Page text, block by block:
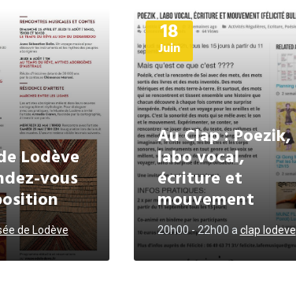
Lodève
vous
de Lodève
18
Juin
Au Clap : Poezik,
labo vocal,
écriture et
mouvement
20h00 - 22h00 a clap lodeve
Plus
d'informations